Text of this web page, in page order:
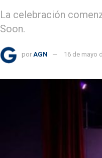
La celebración
Soon.
por AGN 16 de mayo